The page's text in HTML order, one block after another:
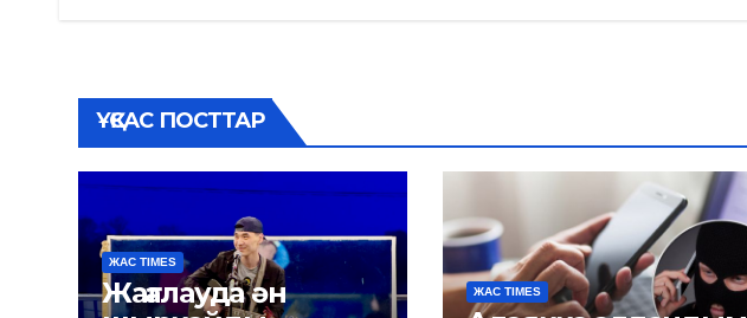
ҰҚСАС ПОСТТАР
ЖАС TIMES
Жағалауда ән
ЖАС TIMES